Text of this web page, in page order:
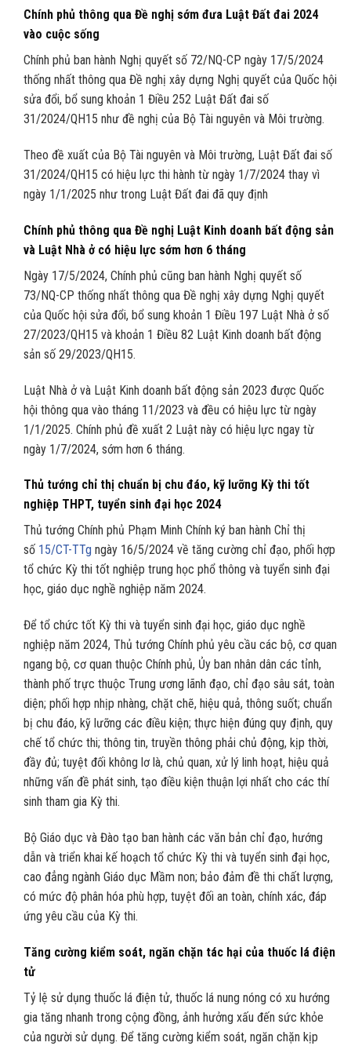
Chính phủ thông qua Đề nghị sớm đưa Luật Đất đai 2024
vào cuộc sống
Chính phủ ban hành Nghị quyết số 72/NQ-CP ngày 17/5/2024
thống nhất thông qua Đề nghị xây dựng Nghị quyết của Quốc hội
sửa đổi, bổ sung khoản 1 Điều 252 Luật Đất đai số
31/2024/QH15 như đề nghị của Bộ Tài nguyên và Môi trường.
Theo đề xuất của Bộ Tài nguyên và Môi trường, Luật Đất đai số
31/2024/QH15 có hiệu lực thi hành từ ngày 1/7/2024 thay vì
ngày 1/1/2025 như trong Luật Đất đai đã quy định
Chính phủ thông qua Đề nghị Luật Kinh doanh bất động sản
và Luật Nhà ở có hiệu lực sớm hơn 6 tháng
Ngày 17/5/2024, Chính phủ cũng ban hành Nghị quyết số
73/NQ-CP thống nhất thông qua Đề nghị xây dựng Nghị quyết
của Quốc hội sửa đổi, bổ sung khoản 1 Điều 197 Luật Nhà ở số
27/2023/QH15 và khoản 1 Điều 82 Luật Kinh doanh bất động
sản số 29/2023/QH15.
Luật Nhà ở và Luật Kinh doanh bất động sản 2023 được Quốc
hội thông qua vào tháng 11/2023 và đều có hiệu lực từ ngày
1/1/2025. Chính phủ đề xuất 2 Luật này có hiệu lực ngay từ
ngày 1/7/2024, sớm hơn 6 tháng.
Thủ tướng chỉ thị chuẩn bị chu đáo, kỹ lưỡng Kỳ thi tốt
nghiệp THPT, tuyển sinh đại học 2024
Thủ tướng Chính phủ Phạm Minh Chính ký ban hành Chỉ thị
số 15/CT-TTg ngày 16/5/2024 về tăng cường chỉ đạo, phối hợp
tổ chức Kỳ thi tốt nghiệp trung học phổ thông và tuyển sinh đại
học, giáo dục nghề nghiệp năm 2024.
Để tổ chức tốt Kỳ thi và tuyển sinh đại học, giáo dục nghề
nghiệp năm 2024, Thủ tướng Chính phủ yêu cầu các bộ, cơ quan
ngang bộ, cơ quan thuộc Chính phủ, Ủy ban nhân dân các tỉnh,
thành phố trực thuộc Trung ương lãnh đạo, chỉ đạo sâu sát, toàn
diện; phối hợp nhịp nhàng, chặt chẽ, hiệu quả, thông suốt; chuẩn
bị chu đáo, kỹ lưỡng các điều kiện; thực hiện đúng quy định, quy
chế tổ chức thi; thông tin, truyền thông phải chủ động, kịp thời,
đầy đủ; tuyệt đối không lơ là, chủ quan, xử lý linh hoạt, hiệu quả
những vấn đề phát sinh, tạo điều kiện thuận lợi nhất cho các thí
sinh tham gia Kỳ thi.
Bộ Giáo dục và Đào tạo ban hành các văn bản chỉ đạo, hướng
dẫn và triển khai kế hoạch tổ chức Kỳ thi và tuyển sinh đại học,
cao đẳng ngành Giáo dục Mầm non; bảo đảm đề thi chất lượng,
có mức độ phân hóa phù hợp, tuyệt đối an toàn, chính xác, đáp
ứng yêu cầu của Kỳ thi.
Tăng cường kiểm soát, ngăn chặn tác hại của thuốc lá điện
tử
Tỷ lệ sử dụng thuốc lá điện tử, thuốc lá nung nóng có xu hướng
gia tăng nhanh trong cộng đồng, ảnh hưởng xấu đến sức khỏe
của người sử dụng. Để tăng cường kiểm soát, ngăn chặn kịp